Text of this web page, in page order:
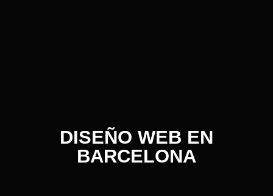
DISEÑO WEB EN
BARCELONA